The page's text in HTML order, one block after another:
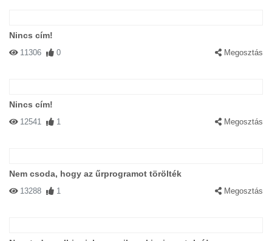
Nincs cím!
11306 0 Megosztás
Nincs cím!
12541 1 Megosztás
Nem csoda, hogy az űrprogramot törölték
13288 1 Megosztás